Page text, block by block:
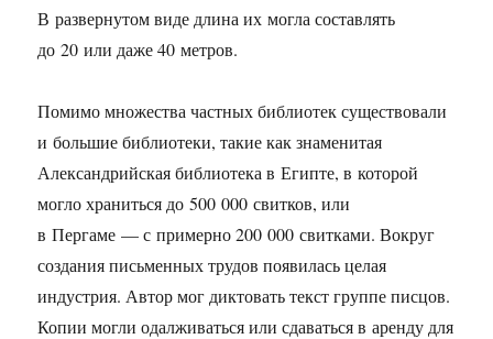
В развернутом виде длина их могла составлять
до 20 или даже 40 метров.
Помимо множества частных библиотек существовали
и большие библиотеки, такие как знаменитая
Александрийская библиотека в Египте, в которой
могло храниться до 500 000 свитков, или
в Пергаме — с примерно 200 000 свитками. Вокруг
создания письменных трудов появилась целая
индустрия. Автор мог диктовать текст группе писцов.
Копии могли одалживаться или сдаваться в аренду для